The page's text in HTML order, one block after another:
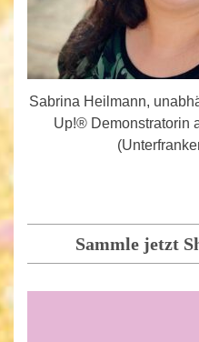
Sabrina Heilmann,
Up!® Demonstratorin
Sammle jetzt